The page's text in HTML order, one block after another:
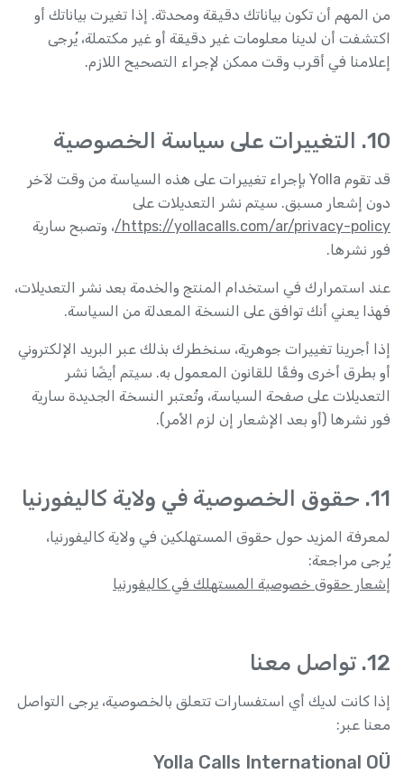
من المهم أن تكون بياناتك دقيقة ومحدثة. إذا تغيرت بياناتك أو
اكتشفت أن لدينا معلومات غير دقيقة أو غير مكتملة، يُرجى
إعلامنا في أقرب وقت ممكن لإجراء التصحيح اللازم.
10. التغييرات على سياسة الخصوصية
قد تقوم Yolla بإجراء تغييرات على هذه السياسة من وقت لآخر
دون إشعار مسبق. سيتم نشر التعديلات على
https://yollacalls.com/ar/privacy-policy/ ، وتصبح سارية
فور نشرها.
عند استمرارك في استخدام المنتج والخدمة بعد نشر التعديلات،
فهذا يعني أنك توافق على النسخة المعدلة من السياسة.
إذا أجرينا تغييرات جوهرية، سنخطرك بذلك عبر البريد الإلكتروني
أو بطرق أخرى وفقًا للقانون المعمول به. سيتم أيضًا نشر
التعديلات على صفحة السياسة، وتُعتبر النسخة الجديدة سارية
فور نشرها (أو بعد الإشعار إن لزم الأمر).
11. حقوق الخصوصية في ولاية كاليفورنيا
لمعرفة المزيد حول حقوق المستهلكين في ولاية كاليفورنيا،
يُرجى مراجعة:
إشعار حقوق خصوصية المستهلك في كاليفورنيا
12. تواصل معنا
إذا كانت لديك أي استفسارات تتعلق بالخصوصية، يرجى التواصل
معنا عبر:
Yolla Calls International OÜ